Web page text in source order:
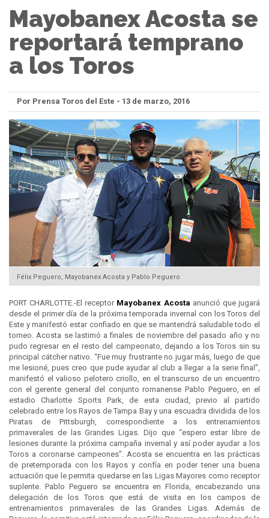
Mayobanex Acosta se
reportará temprano
a los Toros
Por Prensa Toros del Este - 13 de marzo, 2016
Félix Peguero, Mayobanex Acosta y Pablo Peguero
PORT CHARLOTTE.-El receptor Mayobanex Acosta anunció que jugará
desde el primer día de la próxima temporada invernal con los Toros del
Este y manifestó estar confiado en que se mantendrá saludable todo el
torneo. Acosta se lastimó a finales de noviembre del pasado año y no
pudo regresar en el resto del campeonato, dejando a los Toros sin su
principal cátcher nativo. “Fue muy frustrante no jugar más, luego de que
me lesioné, pues creo que pude ayudar al club a llegar a la serie final”,
manifestó el valioso pelotero criollo, en el transcurso de un encuentro
con el gerente general del conjunto romanense Pablo Peguero, en el
estadio Charlotte Sports Park, de esta ciudad, previo al partido
celebrado entre los Rayos de Tampa Bay y una escuadra dividida de los
Piratas de Pittsburgh, correspondiente a los entrenamientos
primaverales de las Grandes Ligas. Dijo que “espero estar libre de
lesiones durante la próxima campaña invernal y así poder ayudar a los
Toros a coronarse campeones”. Acosta se encuentra en las prácticas
de pretemporada con los Rayos y confía en poder tener una buena
actuación que le permita quedarse en las Ligas Mayores como receptor
suplente. Pablo Peguero se encuentra en Florida, encabezando una
delegación de los Toros que está de visita en los campos de
entrenamientos primaverales de las Grandes Ligas. Además de